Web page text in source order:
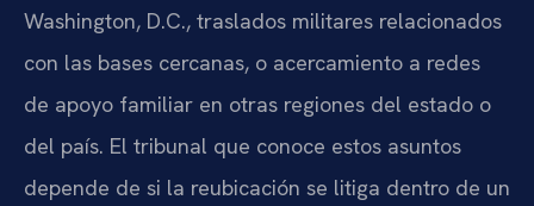
Washington, D.C., traslados militares relacionados
con las bases cercanas, o acercamiento a redes
de apoyo familiar en otras regiones del estado o
del país. El tribunal que conoce estos asuntos
depende de si la reubicación se litiga dentro de un